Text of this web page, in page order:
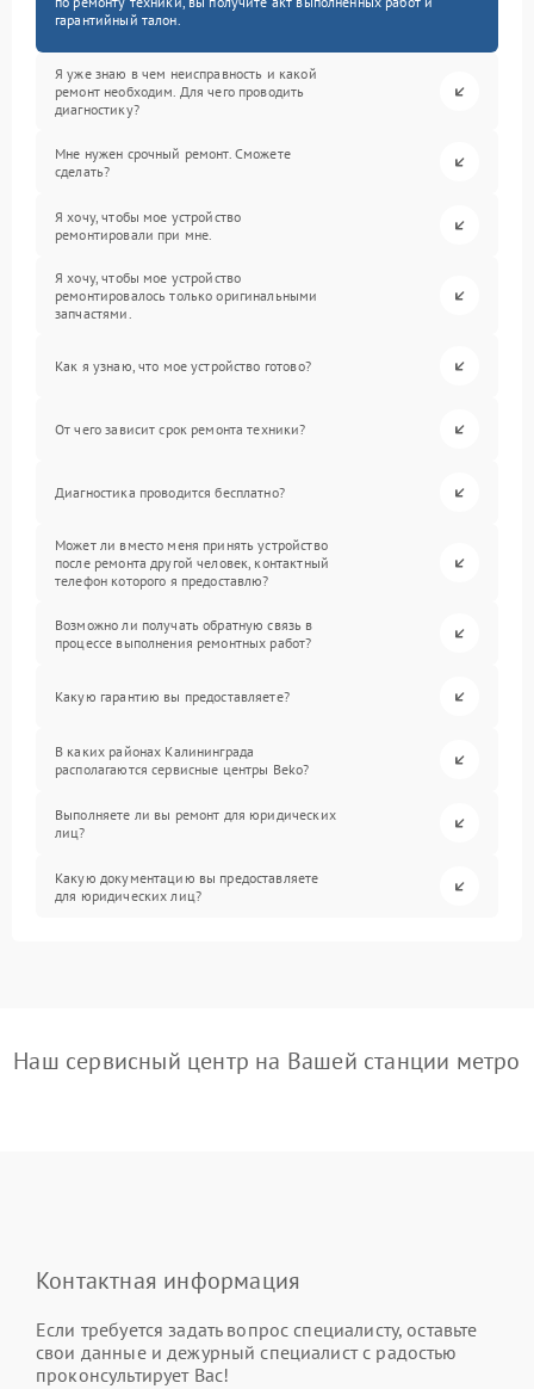
гарантийный талон.
Я уже знаю в чем неисправность и какой
ремонт необходим. Для чего проводить
диагностику?
Мне нужен срочный ремонт. Сможете
сделать?
Я хочу, чтобы мое устройство
ремонтировали при мне.
Я хочу, чтобы мое устройство
ремонтировалось только оригинальными
запчастями.
Как я узнаю, что мое устройство готово?
От чего зависит срок ремонта техники?
Диагностика проводится бесплатно?
Может ли вместо меня принять устройство
после ремонта другой человек, контактный
телефон которого я предоставлю?
Возможно ли получать обратную связь в
процессе выполнения ремонтных работ?
Какую гарантию вы предоставляете?
В каких районах Калининграда
располагаются сервисные центры Beko?
Выполняете ли вы ремонт для юридических
лиц?
Какую документацию вы предоставляете
для юридических лиц?
Наш сервисный центр на Вашей станции метро
Контактная информация
Если требуется задать вопрос специалисту, оставьте
свои данные и дежурный специалист с радостью
проконсультирует Вас!